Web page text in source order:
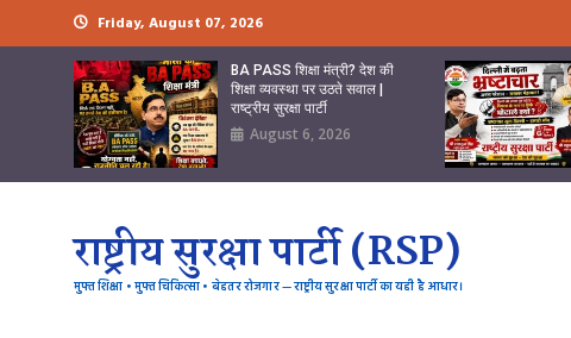
to
Friday, August 07, 2026
BA PASS शिक्षा मंत्री? देश की
शिक्षा व्यवस्था पर उठते सवाल |
राष्ट्रीय सुरक्षा पार्टी
August 6, 2026
राष्ट्रीय सुरक्षा पार्टी (RSP)
मुफ्त शिक्षा • मुफ्त चिकित्सा • बेहतर रोजगार — राष्ट्रीय सुरक्षा पार्टी का यही है आधार।